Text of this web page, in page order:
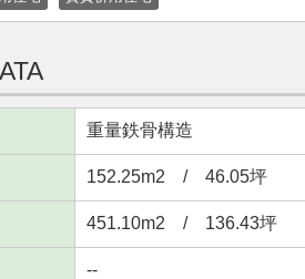
重量鉄骨構造
152.25m2 / 46.05坪
451.10m2 / 136.43坪
--